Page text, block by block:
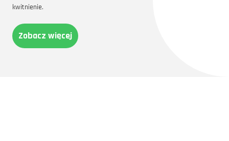
kwitnienie.
Zobacz więcej